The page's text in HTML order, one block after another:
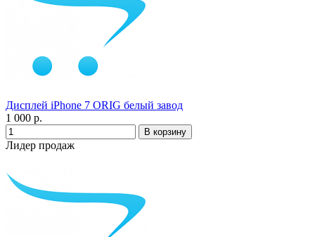
Дисплей iPhone 7 ORIG белый завод
1 000 р.
Лидер продаж